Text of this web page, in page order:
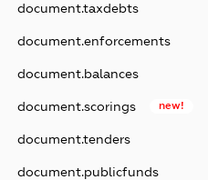
document.taxdebts
document.enforcements
document.balances
document.scorings new!
document.tenders
document.publicfunds